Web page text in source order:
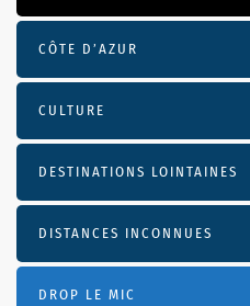
CÔTE D’AZUR
CULTURE
DESTINATIONS LOINTAINES
DISTANCES INCONNUES
DROP LE MIC